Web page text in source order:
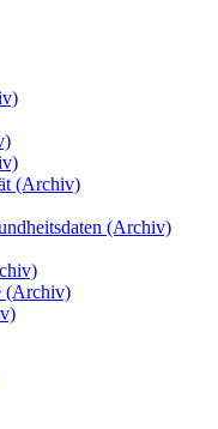
(Archiv)
(Archiv)
(Archiv)